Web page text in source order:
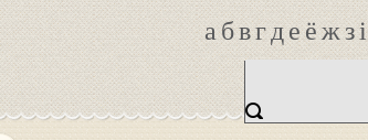
абвгдеёжзі